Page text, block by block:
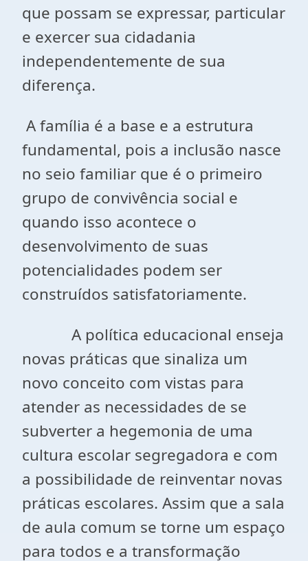
que possam se expressar, particular
e exercer sua cidadania
independentemente de sua
diferença.
A família é a base e a estrutura
fundamental, pois a inclusão nasce
no seio familiar que é o primeiro
grupo de convivência social e
quando isso acontece o
desenvolvimento de suas
potencialidades podem ser
construídos satisfatoriamente.
A política educacional enseja
novas práticas que sinaliza um
novo conceito com vistas para
atender as necessidades de se
subverter a hegemonia de uma
cultura escolar segregadora e com
a possibilidade de reinventar novas
práticas escolares. Assim que a sala
de aula comum se torne um espaço
para todos e a transformação